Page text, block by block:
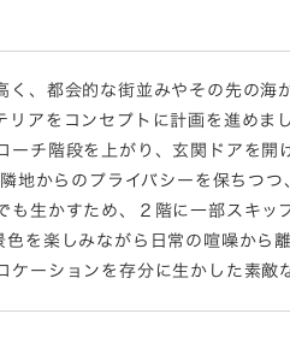
、都会的な街並みやその先の海
アをコンセプトに計画を進めまし
チ階段を上がり、玄関ドアを開
地からのプライバシーを保ちつ
生かすため、２階に一部スキッ
を楽しみながら日常の喧噪から
ーションを存分に生かした素敵